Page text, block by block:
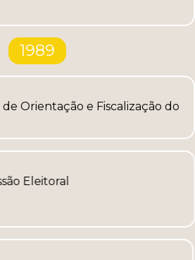
1989
Orientação e Fiscalização do
04
Comissão Eleitoral